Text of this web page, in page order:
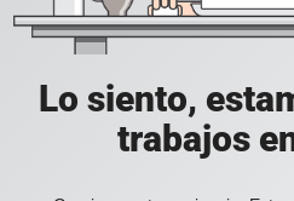
Lo siento,
trabajos